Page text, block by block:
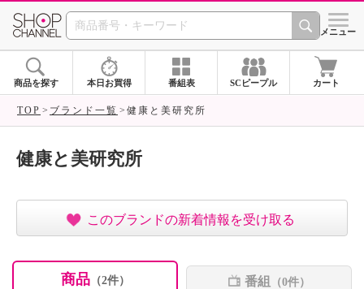
SHOP CHANNEL ショッ
メニュー
商品を探す 本日お買得 番組表 SCピープル カート
TOP ブランド一覧 健康と美研究所
健康と美研究所
このブランドの新着情報を受け取る
商品（2件） 番組 （0件）